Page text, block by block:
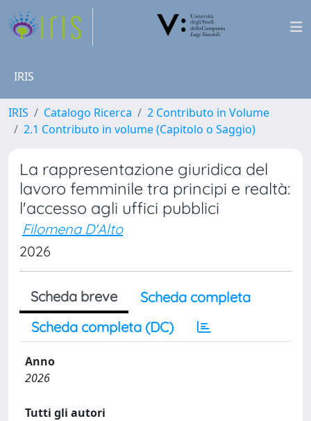
IRIS
IRIS Catalogo Ricerca
2 Contributo in Volume
2.1 Contributo in volume (Capitolo o Saggio)
La rappresentazione giuridica del
lavoro femminile tra principi e realtà:
l'accesso agli uffici pubblici
Filomena D'Alto
2026
Scheda breve
Scheda completa
Scheda completa (DC)
Anno
2026
Tutti gli autori